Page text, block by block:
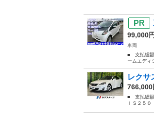
99,000
車両
■ 支払総
ームエデ
レク
766,000
■ 支払総
ＩＳ２５